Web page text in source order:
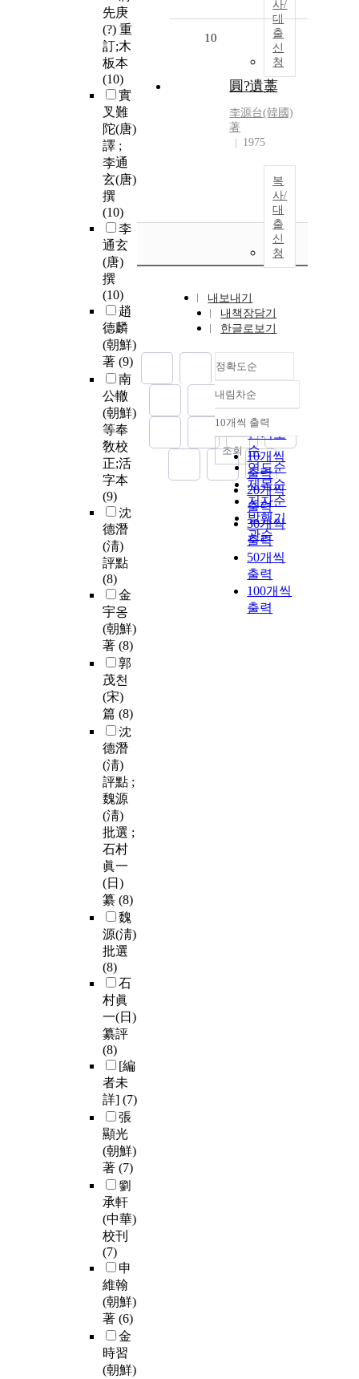
先庚
(?) 重
訂;木
板本
(10)
實
叉難
陀(唐)
譯 ;
李通
玄(唐)
撰
(10)
李
通玄
(唐)
撰
(10)
趙
德麟
(朝鮮)
著 (9)
南
公轍
(朝鮮)
等奉
敎校
正;活
字本
(9)
沈
德潛
(淸)
評點
(8)
金
宇옹
(朝鮮)
著 (8)
郭
茂천
(宋)
篇 (8)
沈
德潛
(淸)
評點 ;
魏源
(淸)
批選 ;
石村
眞一
(日)
纂 (8)
魏
源(淸)
批選
(8)
石
村眞
一(日)
纂評
(8)
[編
者未
詳] (7)
張
顯光
(朝鮮)
著 (7)
劉
承軒
(中華)
校刊
(7)
申
維翰
(朝鮮)
著 (6)
金
時習
(朝鮮)
사/
대
출
신
청
10
圓?遺藁
李源台(韓國)
著
1975
복
사/
대
출
신
청
내보내기
내책장담기
한글로보기
정확도순
정확도
순
인기도
순
연도순
제목순
저자순
발행기
관순
내림차순
내림차순
10개씩 출력
10개씩
출력
20개씩
출력
30개씩
출력
50개씩
출력
100개씩
출력
조회